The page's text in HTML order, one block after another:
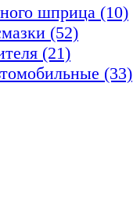
шприца (10)
(52)
(21)
(33)